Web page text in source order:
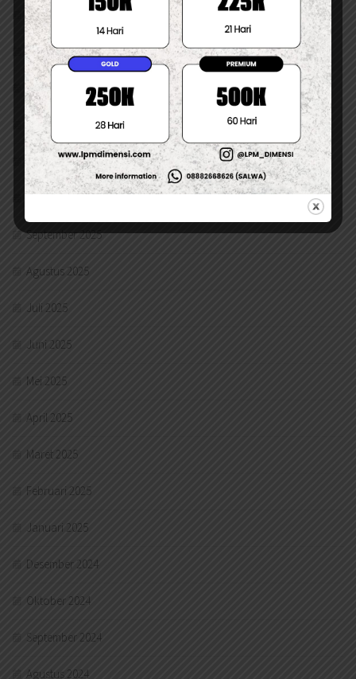
Maret 2026
Februari 2026
Januari 2026
Desember 2025
November 2025
Oktober 2025
September 2025
Agustus 2025
Juli 2025
Juni 2025
Mei 2025
April 2025
Maret 2025
Februari 2025
Januari 2025
Desember 2024
Oktober 2024
September 2024
Agustus 2024